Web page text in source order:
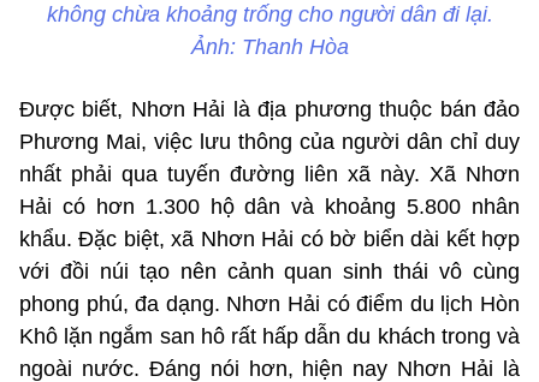
không chừa khoảng trống cho người dân đi lại.
Ảnh: Thanh Hòa
Được biết, Nhơn Hải là địa phương thuộc bán đảo
Phương Mai, việc lưu thông của người dân chỉ duy
nhất phải qua tuyến đường liên xã này. Xã Nhơn
Hải có hơn 1.300 hộ dân và khoảng 5.800 nhân
khẩu. Đặc biệt, xã Nhơn Hải có bờ biển dài kết hợp
với đồi núi tạo nên cảnh quan sinh thái vô cùng
phong phú, đa dạng. Nhơn Hải có điểm du lịch Hòn
Khô lặn ngắm san hô rất hấp dẫn du khách trong và
ngoài nước. Đáng nói hơn, hiện nay Nhơn Hải là